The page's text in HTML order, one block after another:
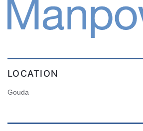
LOCATION
Gouda